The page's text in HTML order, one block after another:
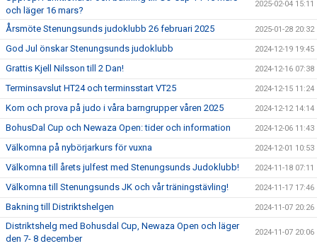
och läger 16 mars?
2025-02-04 15:11
Årsmöte Stenungsunds judoklubb 26 februari 2025 2025-01-28 20:32
God Jul önskar Stenungsunds judoklubb 2024-12-19 19:45
Grattis Kjell Nilsson till 2 Dan! 2024-12-16 07:38
Terminsavslut HT24 och terminsstart VT25 2024-12-15 11:24
Kom och prova på judo i våra barngrupper våren 2025 2024-12-12 14:14
BohusDal Cup och Newaza Open: tider och information 2024-12-06 11:43
Välkomna på nybörjarkurs för vuxna 2024-12-01 10:53
Välkomna till årets julfest med Stenungsunds Judoklubb! 2024-11-18 07:11
Välkomna till Stenungsunds JK och vår träningstävling! 2024-11-17 17:46
Bakning till Distriktshelgen 2024-11-07 20:26
Distriktshelg med Bohusdal Cup, Newaza Open och läger
den 7- 8 december
2024-11-07 20:06